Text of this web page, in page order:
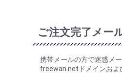
ご注文完了メー
携帯メールの方で迷惑メ
freewan.netドメインおよ